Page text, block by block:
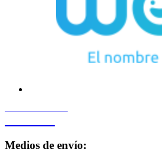
Medios de envío: